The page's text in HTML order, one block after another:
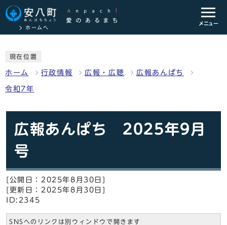
ホームへ
メニュー
現在位置
ホーム 行政情報 広報・広聴 広報あんぱち
令和7年
広報あんぱち 2025年9月
号
[公開日：2025年8月30日]
[更新日：2025年8月30日]
ID:2345
SNSへのリンクは別ウィンドウで開きます